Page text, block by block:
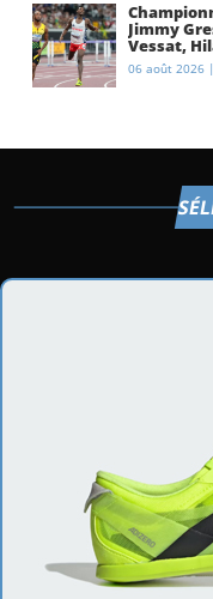
Jimmy
Vessat,
06 août 2026 |